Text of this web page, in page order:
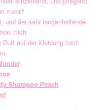
mehr?
und der sehr langanhaltende
mich.
auf der Kleidung noch
Shampoo Peach